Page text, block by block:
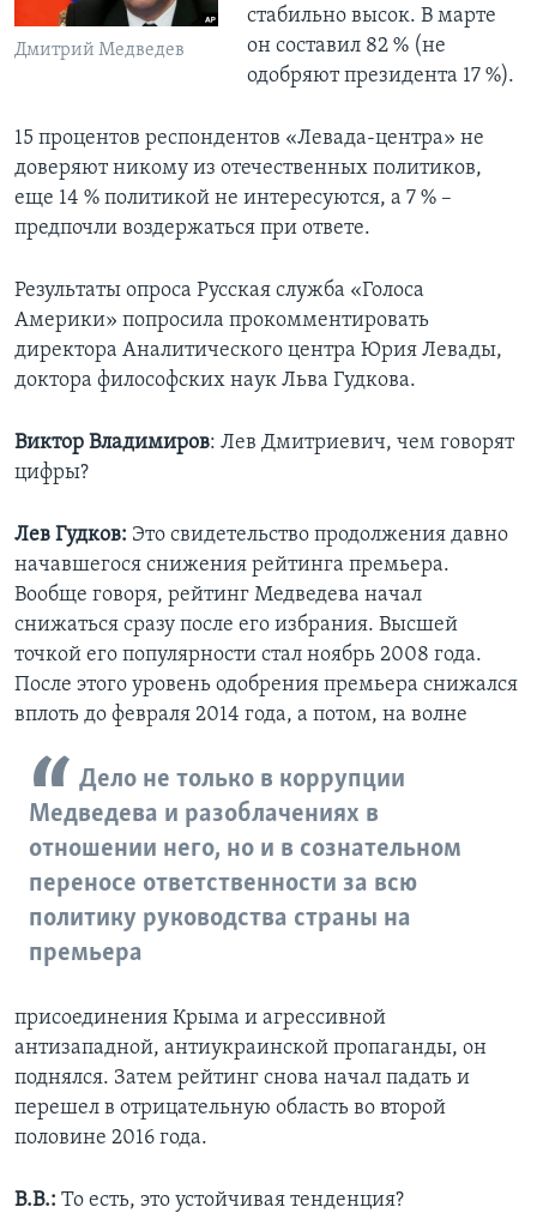
Дмитрий Медведев
стабильно высок. В марте
он составил 82 % (не
одобряют президента 17 %).
15 процентов респондентов «Левада-центра» не
доверяют никому из отечественных политиков,
еще 14 % политикой не интересуются, а 7 % –
предпочли воздержаться при ответе.
Результаты опроса Русская служба «Голоса
Америки» попросила прокомментировать
директора Аналитического центра Юрия Левады,
доктора философских наук Льва Гудкова.
Виктор Владимиров: Лев Дмитриевич, чем говорят
цифры?
Лев Гудков: Это свидетельство продолжения давно
начавшегося снижения рейтинга премьера.
Вообще говоря, рейтинг Медведева начал
снижаться сразу после его избрания. Высшей
точкой его популярности стал ноябрь 2008 года.
После этого уровень одобрения премьера снижался
вплоть до февраля 2014 года, а потом, на волне
Дело не только в коррупции
Медведева и разоблачениях в
отношении него, но и в сознательном
переносе ответственности за всю
политику руководства страны на
премьера
присоединения Крыма и агрессивной
антизападной, антиукраинской пропаганды, он
поднялся. Затем рейтинг снова начал падать и
перешел в отрицательную область во второй
половине 2016 года.
В.В.: То есть, это устойчивая тенденция?